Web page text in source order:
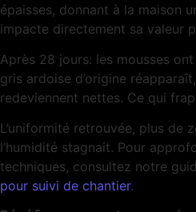
épaisses, donnant à la maison
impacte directement sa valeur
Après 28 jours: les mousses
gris ardoise d’origine
redeviennent nettes. Ce qui
L’uniformité retrouvée, plus de
l’humidité stagnait. Pour
techniques, consultez notre
pour suivi de chantier.